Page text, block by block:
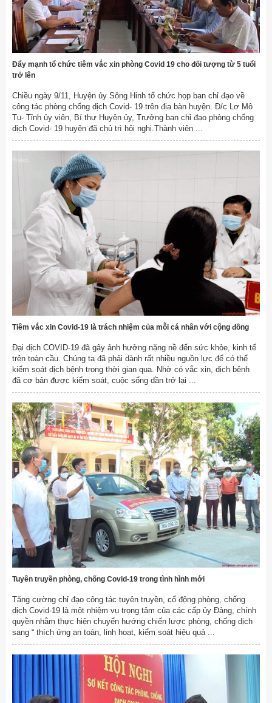
Đẩy mạnh tổ chức tiêm vắc xin phòng Covid 19 cho đối tượng từ 5 tuổi
trở lên
Chiều ngày 9/11, Huyện ủy Sông Hinh tổ chức họp ban chỉ đạo về
công tác phòng chống dịch Covid- 19 trên địa bàn huyện. Đ/c Lơ Mô
Tu- Tỉnh ủy viên, Bí thư Huyện ủy, Trưởng ban chỉ đạo phòng chống
dịch Covid- 19 huyện đã chủ trì hội nghị.Thành viên ...
Tiêm vắc xin Covid-19 là trách nhiệm của mỗi cá nhân với cộng đồng
Đại dịch COVID-19 đã gây ảnh hưởng nặng nề đến sức khỏe, kinh tế
trên toàn cầu. Chúng ta đã phải dành rất nhiều nguồn lực để có thể
kiểm soát dịch bệnh trong thời gian qua. Nhờ có vắc xin, dịch bệnh
đã cơ bản được kiểm soát, cuộc sống dần trở lại ...
Tuyên truyền phòng, chống Covid-19 trong tình hình mới
Tăng cường chỉ đạo công tác tuyên truyền, cổ động phòng, chống
dịch Covid-19 là một nhiệm vụ trọng tâm của các cấp ủy Đảng, chính
quyền nhằm thực hiện chuyển hướng chiến lược phòng, chống dịch
sang “ thích ứng an toàn, linh hoạt, kiểm soát hiệu quả ...